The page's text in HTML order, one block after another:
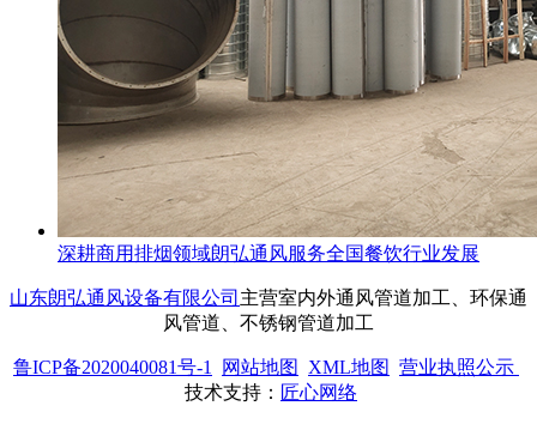
深耕商用排烟领域朗弘通风服务全国餐饮行业发展
山东朗弘通风设备有限公司 主营室内外通风管道加工、环保通
风管道、不锈钢管道加工
鲁ICP备2020040081号-1 网站地图 XML地图 营业执照公示
技术支持： 匠心网络